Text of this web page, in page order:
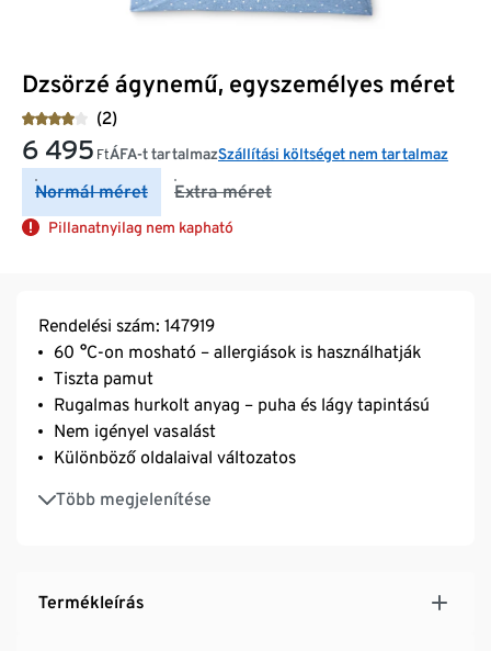
Dzsörzé ágynemű, egyszemélyes méret
(2)
6 495 FtÁFA-t tartalmazSzállítási költséget nem tartalmaz
Normál méret Extra méret
Pillanatnyilag nem kapható
Rendelési szám: 147919
60 °C-on mosható – allergiások is használhatják
Tiszta pamut
Rugalmas hurkolt anyag – puha és lágy tapintású
Nem igényel vasalást
Különböző oldalaival változatos
Több megjelenítése
Cipzárral – egyszerűen és gyorsan fel- és lehúzható
Termékleírás